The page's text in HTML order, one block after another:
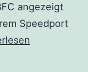
angezeigt
Speedport